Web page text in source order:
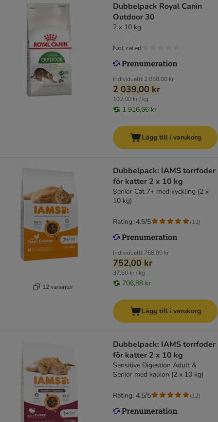
Dubbelpack Royal Canin
Outdoor 30
2 x 10 kg
Individuellt 2 058,00 kr
2 039,00 kr
102,00 kr / kg
1 916,66 kr
Not rated
Lägg till i varukorg
12 varianter
Dubbelpack: IAMS torrfoder
för katter 2 x 10 kg
Senior Cat 7+ med kyckling (2 x
10 kg)
Individuellt 768,00 kr
752,00 kr
37,60 kr / kg
706,88 kr
Rating: 4.5/5 (12)
Lägg till i varukorg
Dubbelpack: IAMS torrfoder
för katter 2 x 10 kg
Sensitive Digestion Adult &
Senior med kalkon (2 x 10 kg)
Rating: 4.5/5 (12)